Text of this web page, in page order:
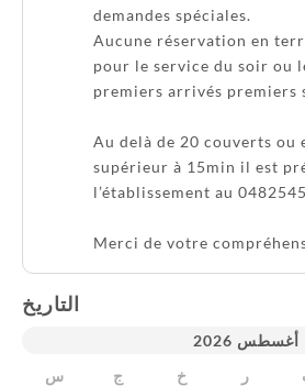
demandes spéciales.
Aucune réservation en
pour le service du soir ou
premiers arrivés premiers
Au delà de 20 couverts ou
supérieur à 15min il est
l’établissement au
Merci de votre
التاريخ
أغسطس 2026
ر خ ج س